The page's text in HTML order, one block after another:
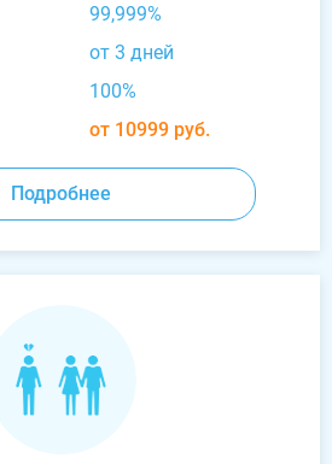
99,999%
от 3 дней
100%
от 10999 руб.
Подробнее